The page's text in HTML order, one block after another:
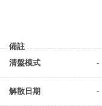
備註
清盤模式
-
解散日期 -